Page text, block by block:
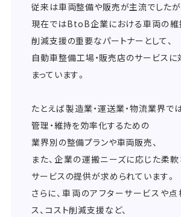
従来は車両整備や販売が主流でしたが
現在ではBtoB企業における車両の維
削減支援の重要なパートナーとして、
自動車整備工場・販売店のサービス
まっています。
たとえば製造業・運送業・物流業界で
管理・維持を効率化するための
業界別の整備プランや車両販売、
また、企業の運搬ニーズに応じた柔
サービスの提供が求められています。
さらに、車両のアフターサービスや
ス、コスト削減支援など、